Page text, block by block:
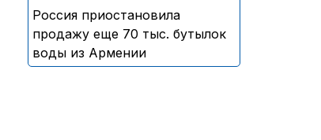
Россия приостановила
продажу еще 70 тыс. бутылок
воды из Армении